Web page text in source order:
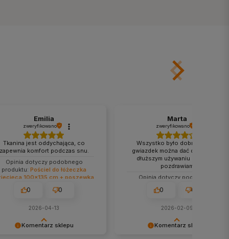
Komentarz sklepu
Emilia
zweryfikowano
Tkanina jest oddychająca, co
komfort podczas snu.
Opinia dotyczy podobnego
produktu: Pościel do łóżeczka
100x135 cm + poszewka
0 0
2026-04-13
Komentarz sklepu
Marta
zweryfikowano
Wszystko było dobrze a pięć
gwiazdek można dać dopiero po
dłuższym używaniu produktu
pozdrawiam
Opinia dotyczy podobnego
niebieska 140x200 + 70x80
0 0
2026-02-09